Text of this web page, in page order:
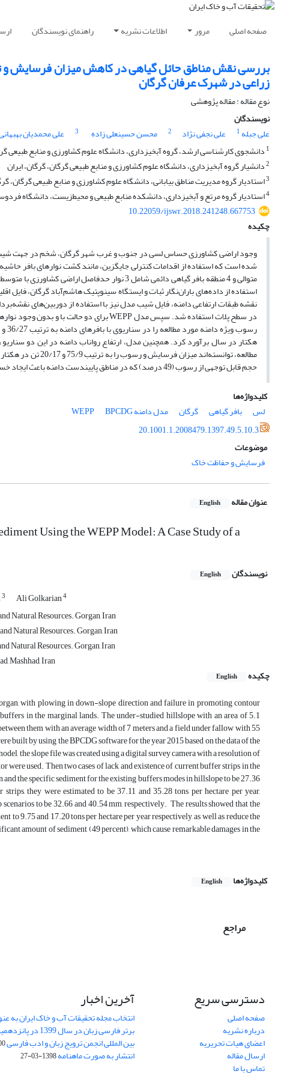
صفحه اصلی مرور اطلاعات نشریه راهنمای نویسندگان
زراعی در شهرک عرفان گرگان
نوع مقاله : مقاله پژوهشی
نویسندگان
علی جبله 1 علی نجفی نژاد 2 محسن حسینعلی زاده 3 علی محمدیان
1 دانشجوی کارشناسی ارشد، گروه آبخیزداری، دانشگاه علوم کشاورزی و منابع طبیعی
2دانشیار گروه آبخیزداری، دانشگاه علوم کشاورزی و منابع طبیعی گرگان، گرگان، ایران
3استادیار گروه مدیریت مناطق بیابانی، دانشگاه علوم کشاورزی و منابع طبیعی گرگان،
4استادیار گروه مرتع و آبخیزداری، دانشکده منابع طبیعی و محیط‌زیست، دانشگاه
10.22059/ijswr.2018.241248.667753
چکیده
وجود اراضی کشاورزی حساس لسی در جنوب و غرب شهر گرگان، شخم در جهت شیب
حجم قابل توجهی از رسوب (49 درصد) که در مناطق پایین­دست دامنه باعث ایجاد خسارات چشمگیر می­شوند را مهار کنند.
کلیدواژه‌ها
لس
بافر گیاهی گرگان مدل دامنه WEPPBPCDG
20.1001.1.2008479.1397.49.5.10.3
موضوعات
فرسایش و حفاظت خاک
عنوان مقاله English
Using the WEPP Model: A Case Study of a
نویسندگان English
3 Ali Golkarian4
Natural Resources. Gorgan, Iran
Natural Resources. Gorgan, Iran
Natural Resources. Gorgan, Iran
Mashhad, Iran
چکیده
English
with plowing in down-slope direction and failure in promoting contour
in the marginal lands. The under-studied hillslope with an area of 5.1
them with an average width of 7 meters and a field under fallow with 55
built by using the BPCDG software for the year 2015 based on the data of the
the slope file was created using a digital survey camera with a resolution of
used. Then two cases of lack and existence of current buffer strips in the
the specific sediment for the existing buffers modes in hillslope to be 27.36
they were estimated to be 37.11 and 35.28 tons per hectare per year,‌
to be 32.66 and 40.54 mm, respectively. The results showed that the
9.75 and 17.20 tons per hectare per year respectively, as well as reduce the
amount of sediment (49 percent), which cause remarkable damages in the
کلیدواژه‌ها English
مراجع
دسترسی سریع
صفحه اصلی
درباره نشریه
اعضای هیات تحریریه
ارسال مقاله
تماس با ما
آخرین اخبار
انتخاب مجله تحقیقات آب و خاک ایران به
برتر فارسی زبان در سال
بین المللی انجمن ترویج زبان و ادب فارسی
انتشار به صورت ماهنامه1398-03-27